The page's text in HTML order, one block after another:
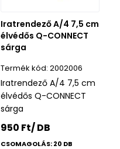
Iratrendező A/4 7,5 cm
élvédős Q-CONNECT
sárga
2002006
Iratrendező A/4 7,5 cm
élvédős Q-CONNECT
sárga
950 Ft/ DB
CSOMAGOLÁS: 20 DB